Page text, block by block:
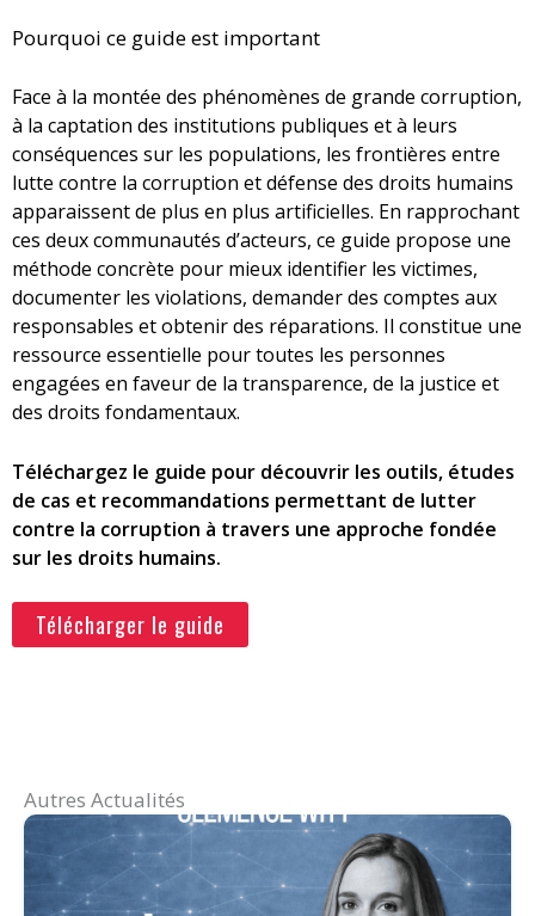
Pourquoi ce guide est important
Face à la montée des phénomènes de grande corruption,
à la captation des institutions publiques et à leurs
conséquences sur les populations, les frontières entre
lutte contre la corruption et défense des droits humains
apparaissent de plus en plus artificielles. En rapprochant
ces deux communautés d’acteurs, ce guide propose une
méthode concrète pour mieux identifier les victimes,
documenter les violations, demander des comptes aux
responsables et obtenir des réparations. Il constitue une
ressource essentielle pour toutes les personnes
engagées en faveur de la transparence, de la justice et
des droits fondamentaux.
Téléchargez le guide pour découvrir les outils, études
de cas et recommandations permettant de lutter
contre la corruption à travers une approche fondée
sur les droits humains.
Télécharger le guide
Autres Actualités